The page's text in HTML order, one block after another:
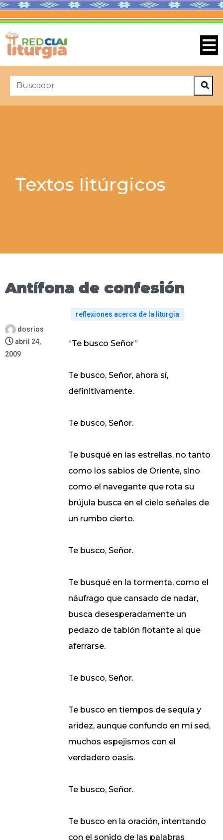
Textos litúrgicos
Antífona de confesión
dosrios
abril 24,
2009
reflexiones acerca de la liturgia
“Te busco Señor”
Te busco, Señor, ahora sí,
definitivamente.
Te busco, Señor.
Te busqué en las estrellas, no tanto
como los sabios de Oriente, sino
como el navegante que rota su
brújula busca en el cielo señales de
un rumbo cierto.
Te busco, Señor.
Te busqué en la tormenta, como el
náufrago que cansado de nadar,
busca desesperadamente un
pedazo de tablón flotante al que
aferrarse.
Te busco, Señor.
Te busco en tiempos de sequía y
aridez, aunque confundo en mi sed,
muchos espejismos con el
verdadero oasis.
Te busco, Señor.
Te busco en la oración, intentando
con el sonido de las palabras